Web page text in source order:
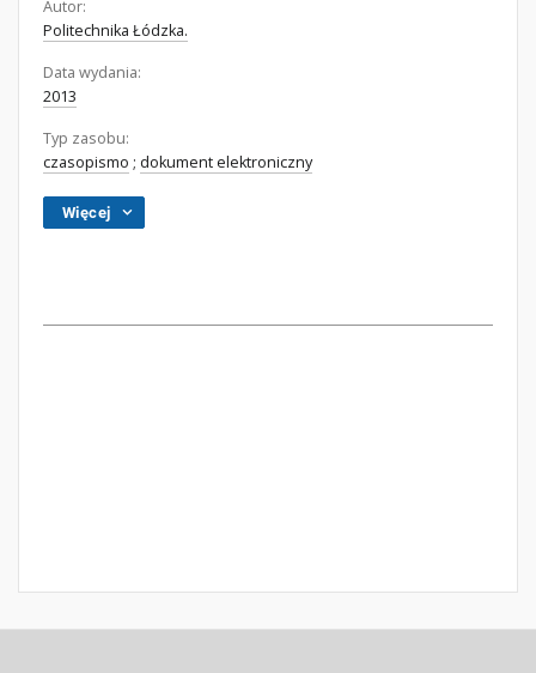
Autor:
Politechnika Łódzka.
Data wydania:
2013
Typ zasobu:
czasopismo ; dokument elektroniczny
Więcej